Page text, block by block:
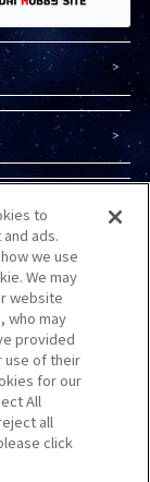
to
ads.
we use
We may
website
who may
provided
use of their
for our
All
all
click